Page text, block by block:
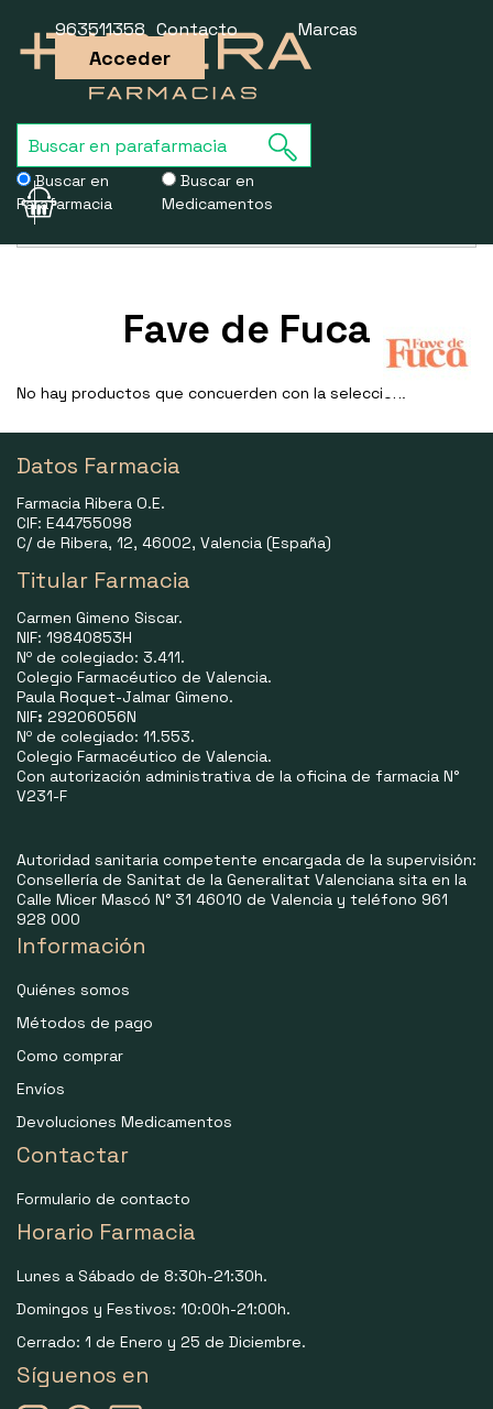
Buscar en
Parafarmacia
Buscar en
Medicamentos
963511358 Contacto Marcas
Acceder
Usamos cookies para mejorar la experiencia de la web. Si sigues
Fave de Fuca
No hay productos que concuerden con la selección.
Datos Farmacia
Farmacia Ribera O.E.
CIF: E44755098
C/ de Ribera, 12, 46002, Valencia (España)
Titular Farmacia
Carmen Gimeno Siscar.
NIF: 19840853H
Nº de colegiado: 3.411.
Colegio Farmacéutico de Valencia.
Paula Roquet-Jalmar Gimeno.
NIF: 29206056N
Nº de colegiado: 11.553.
Colegio Farmacéutico de Valencia.
Con autorización administrativa de la oficina de farmacia N°
V231-F
Autoridad sanitaria competente encargada de la supervisión:
Consellería de Sanitat de la Generalitat Valenciana sita en la
Calle Micer Mascó N° 31 46010 de Valencia y teléfono 961
928 000
Información
Quiénes somos
Métodos de pago
Como comprar
Envíos
Devoluciones Medicamentos
Contactar
Formulario de contacto
Horario Farmacia
Lunes a Sábado de 8:30h-21:30h.
Domingos y Festivos: 10:00h-21:00h.
Cerrado: 1 de Enero y 25 de Diciembre.
Síguenos en